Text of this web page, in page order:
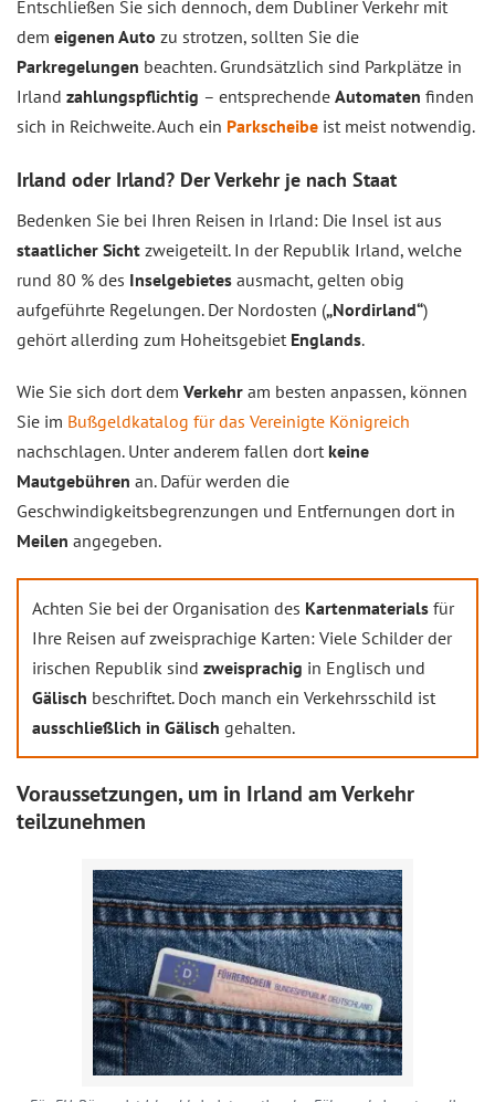
Entschließen Sie sich dennoch, dem Dubliner Verkehr mit
dem eigenen Auto zu strotzen, sollten Sie die
Parkregelungen beachten. Grundsätzlich sind Parkplätze in
Irland zahlungspflichtig – entsprechende Automaten finden
sich in Reichweite. Auch ein Parkscheibe ist meist notwendig.
Irland oder Irland? Der Verkehr je nach Staat
Bedenken Sie bei Ihren Reisen in Irland: Die Insel ist aus
staatlicher Sicht zweigeteilt. In der Republik Irland, welche
rund 80 % des Inselgebietes ausmacht, gelten obig
aufgeführte Regelungen. Der Nordosten („Nordirland“)
gehört allerding zum Hoheitsgebiet Englands.
Wie Sie sich dort dem Verkehr am besten anpassen, können
Sie im Bußgeldkatalog für das Vereinigte Königreich
nachschlagen. Unter anderem fallen dort keine
Mautgebühren an. Dafür werden die
Geschwindigkeitsbegrenzungen und Entfernungen dort in
Meilen angegeben.
Achten Sie bei der Organisation des Kartenmaterials für
Ihre Reisen auf zweisprachige Karten: Viele Schilder der
irischen Republik sind zweisprachig in Englisch und
Gälisch beschriftet. Doch manch ein Verkehrsschild ist
ausschließlich in Gälisch gehalten.
Voraussetzungen, um in Irland am Verkehr
teilzunehmen